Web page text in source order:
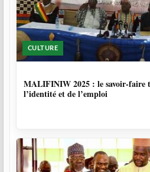
CULTURE
MALIFINIW 2025 : le savoir-faire
l’identité et de l’emploi